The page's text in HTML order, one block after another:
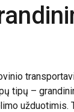
tipų –
užduotimis.